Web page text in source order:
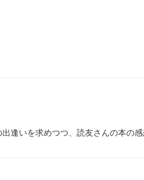
逢いを求めつつ、読友さんの本の